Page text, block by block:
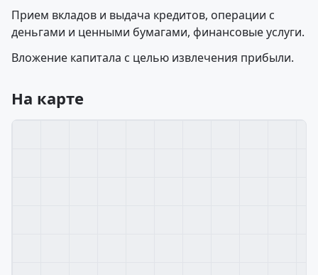
Прием вкладов и выдача кредитов, операции с
деньгами и ценными бумагами, финансовые услуги.
Вложение капитала с целью извлечения прибыли.
На карте